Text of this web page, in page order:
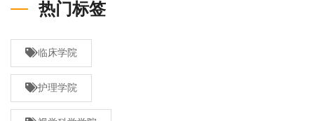
热门标签
临床学院
护理学院